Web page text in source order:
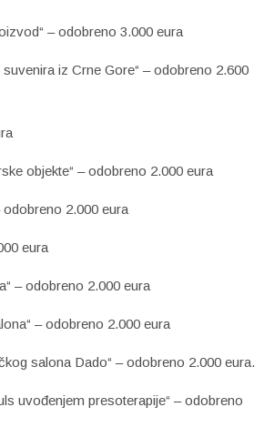
– odobreno 3.000 eura
iz Crne Gore“ – odobreno 2.600
objekte“ – odobreno 2.000 eura
odobreno 2.000 eura
eura
– odobreno 2.000 eura
– odobreno 2.000 eura
salona Dado“ – odobreno 2.000 eura.
uvođenjem presoterapije“ – odobreno